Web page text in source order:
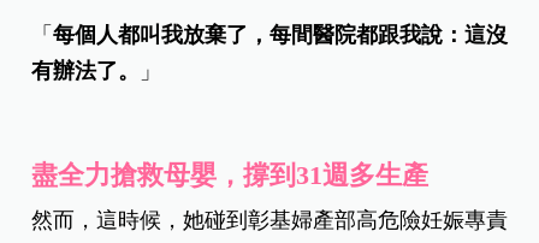
「每個人都叫我放棄了，每間醫院都跟我說：這沒
有辦法了。
」
盡全力搶救母嬰，撐到31週多生產
然而，這時候，她碰到彰基婦產部高危險妊娠專責